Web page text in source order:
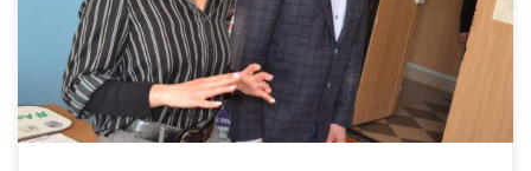
четырёх локациях юга Тюменской области,